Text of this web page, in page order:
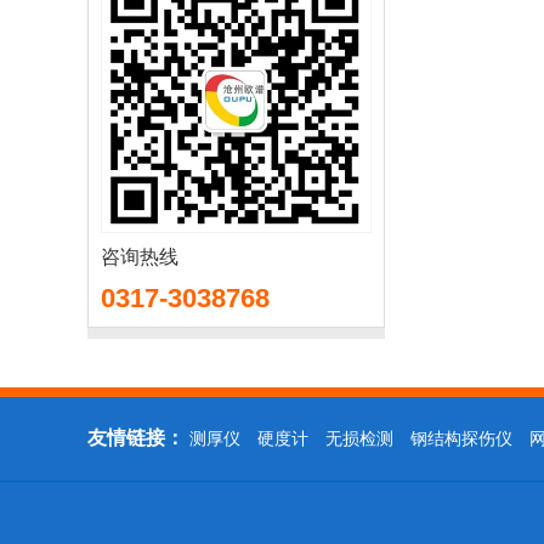
咨询热线
0317-3038768
友情链接： 测厚仪 硬度计 无损检测 钢结构探伤仪